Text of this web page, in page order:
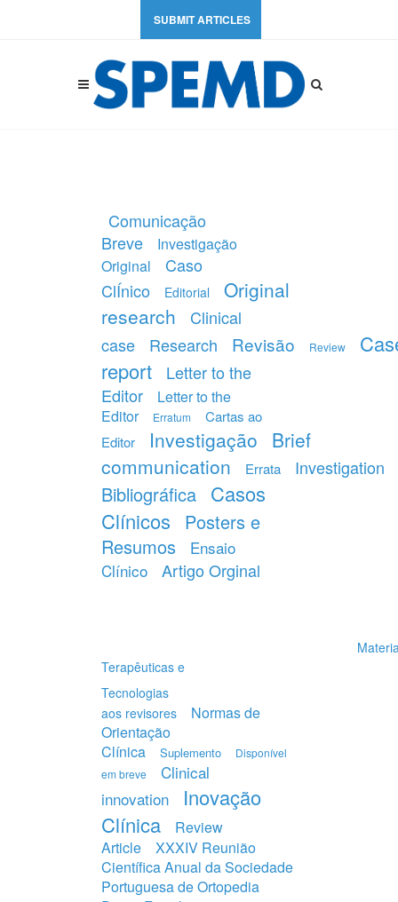
SUBMIT ARTICLES
Comunicação
Breve
Investigação
Original
Caso
ClÍnico
Editorial
Original
research
Clinical
case
Research Revisão Review
report
Letter to the
Editor
Letter to the
Editor
Erratum
Cartas ao
Editor
Investigação Brief
communication
Errata Investigation
Bibliográfica Casos
Clínicos
Posters e
Resumos
Ensaio
Clínico
Artigo Orginal
Terapêuticas e
Tecnologias
aos revisores
Normas de
Orientação
Clínica
Suplemento
Disponível
em breve
Clinical
innovation
Inovação
Clínica
Review
Article
XXXIV Reunião
Científica Anual da Sociedade
Portuguesa de Ortopedia